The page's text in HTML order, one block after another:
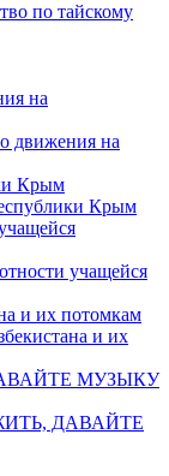
по тайскому
движения на
Крым
учащейся
и их
ДАВАЙТЕ